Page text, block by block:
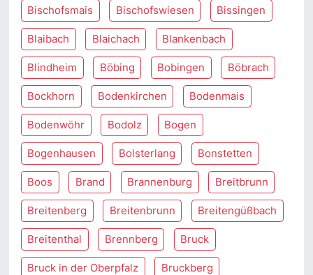
Bischofsmais Bischofswiesen Bissingen
Blaibach Blaichach Blankenbach
Blindheim Böbing Bobingen Böbrach
Bockhorn Bodenkirchen Bodenmais
Bodenwöhr Bodolz Bogen
Bogenhausen Bolsterlang Bonstetten
Boos Brand Brannenburg Breitbrunn
Breitenberg Breitenbrunn Breitengüßbach
Breitenthal Brennberg Bruck
Bruck in der Oberpfalz Bruckberg